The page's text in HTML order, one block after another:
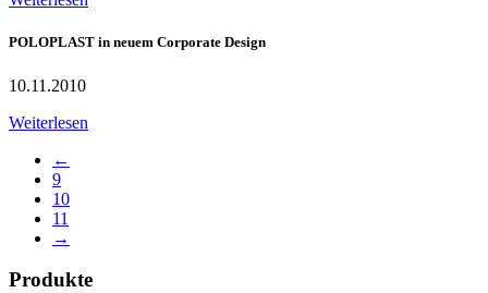
POLOPLAST in neuem Corporate Design
10.11.2010
Weiterlesen
←
9
10
11
→
Produkte